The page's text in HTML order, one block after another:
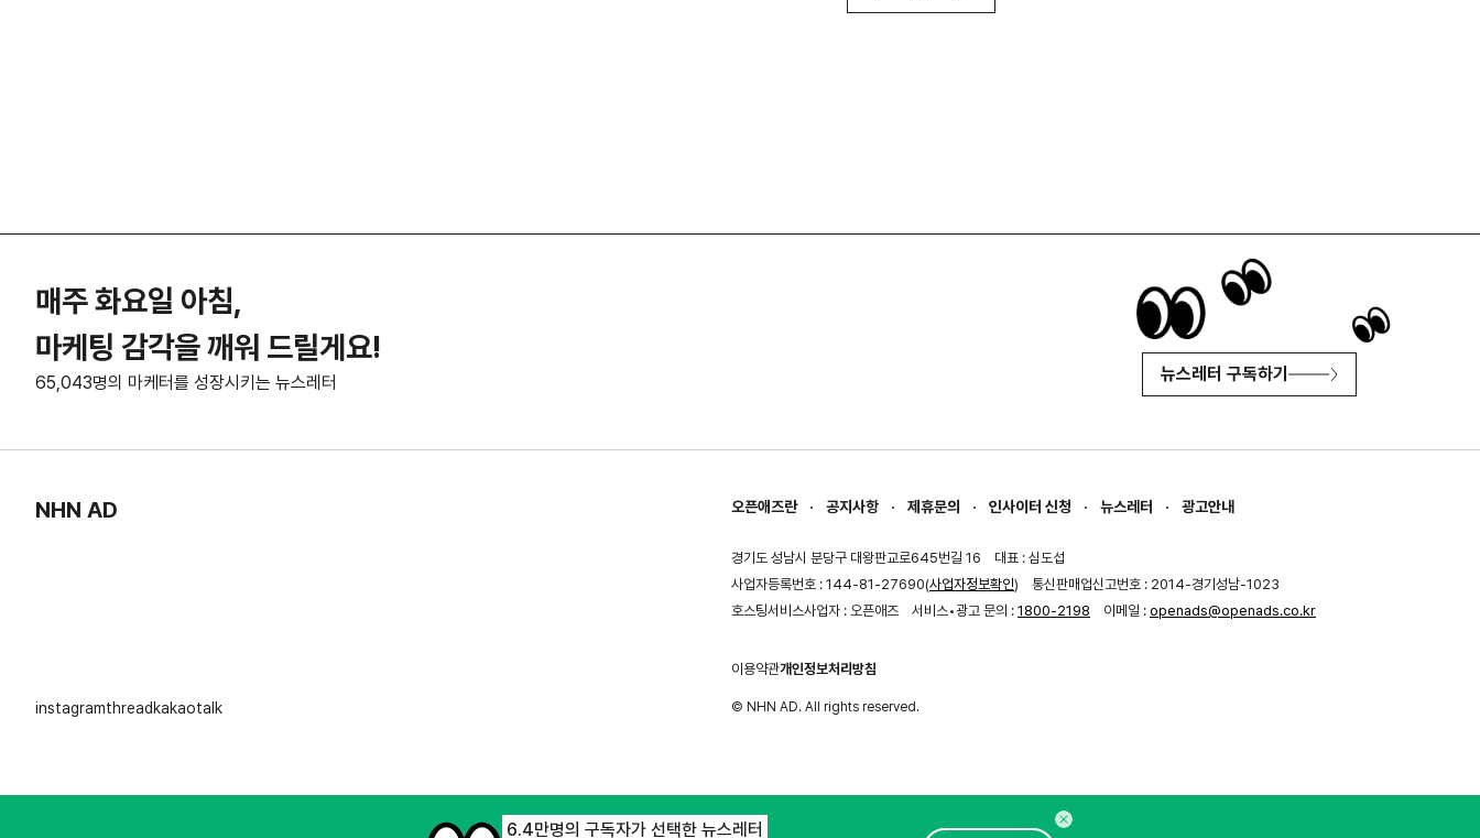
매주 화요일 아침,
마케팅 감각을 깨워 드릴게요!
65,043명의 마케터를 성장시키는 뉴스레터 뉴스레터 구독하기
NHN AD 오픈애즈란 공지사항 제휴문의 인사이터 신청 뉴스레터 광고안내
경기도 성남시 분당구 대왕판교로645번길 16
대표 : 심도섭
사업자등록번호 : 144-81-27690(사업자정보확인)
통신판매업신고번호 : 2014-경기성남-1023
호스팅서비스사업자 : 오픈애즈
서비스•광고 문의 : 1800-2198 이메일 : openads@openads.co.kr
이용약관개인정보처리방침
instagramthread kakaotalk © NHN AD. All rights reserved.
6.4만명의 구독자가 선택한 뉴스레터